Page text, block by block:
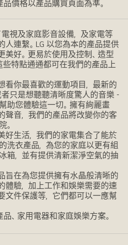
價格以產品購買頁面為準。
視及家庭影音設備，及家電等
人連繫。LG 以您為本的產品提供
美好。更易於使用及控制、造型
些特點通通都可在我們的產品上
看你最喜歡的運動項目，最新的
只是想聽聽清晰度驚人的音樂 -
助您體驗這一切。擁有絢麗畫
聲音，我們的產品將改變你的客
。
好生活，我們的家電集合了能於
洗衣產品，為您的家庭以更有組
箱，並有提供清新潔淨空氣的抽
旨在為您提供擁有水晶般清晰的
體驗，加上工作和娛樂需要的速
文件保護等，它們都可以一應幫
、家用電器和家庭娛樂方案。